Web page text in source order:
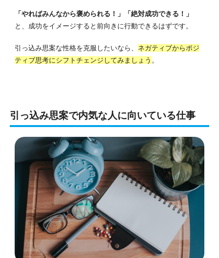
「やればみんなから褒められる！」「絶対成功できる！」
と、成功をイメージすると前向きに行動できるはずです。
引っ込み思案な性格を克服したいなら、 ネガティブからポジ
ティブ思考にシフトチェンジしてみましょう 。
引っ込み思案で内気な人に向いている仕事